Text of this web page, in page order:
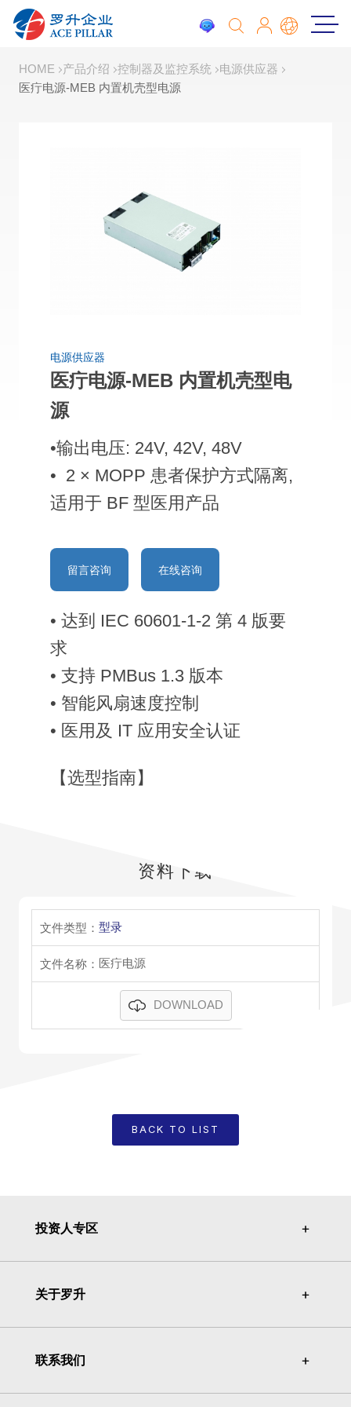
HOME 产品介绍 控制器及监控系统
电源供应器
医疔电源-MEB 内置机壳型电源
电源供应器
医疔电源-MEB 内置机壳型电
源
•输出电压: 24V, 42V, 48V
• 2 × MOPP 患者保护方式隔离,
适用于 BF 型医用产品
留言咨询 在线咨询
• 达到 IEC 60601-1-2 第 4 版要
求
• 支持 PMBus 1.3 版本
• 智能风扇速度控制
• 医用及 IT 应用安全认证
【选型指南】
资料下载
型录
医疔电源
DOWNLOAD
BACK TO LIST
投资人专区 ＋
＋
关于罗升 ＋
＋
联系我们 ＋
＋